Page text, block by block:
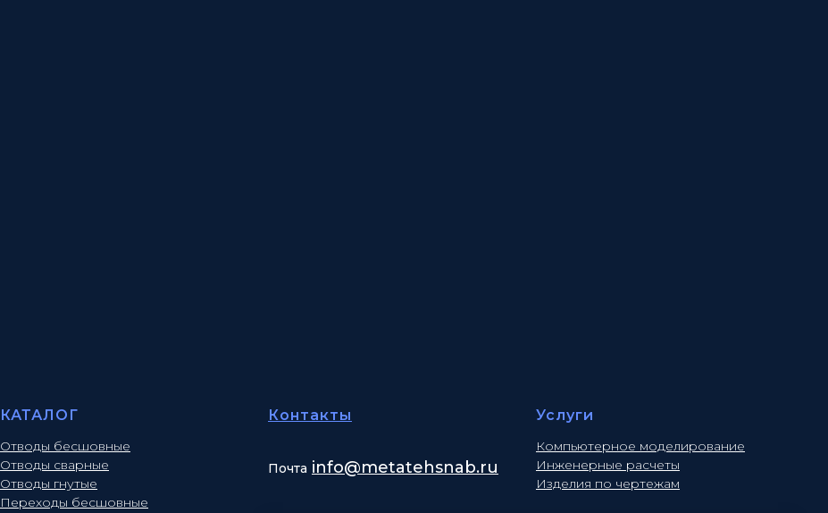
КАТАЛОГ
Отводы бесшовные
Отводы сварные
Отводы гнутые
Переходы бесшовные
Контакты
Почта info@metatehsnab.ru
Услуги
Компьютерное моделирование
Инженерные расчеты
Изделия по чертежам